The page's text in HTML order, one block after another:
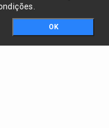
OK